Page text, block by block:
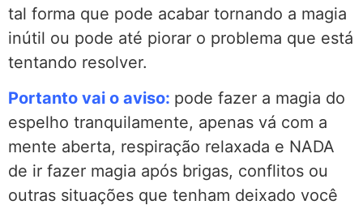
tal forma que pode acabar tornando a magia
inútil ou pode até piorar o problema que está
tentando resolver.
Portanto vai o aviso: pode fazer a magia do
espelho tranquilamente, apenas vá com a
mente aberta, respiração relaxada e NADA
de ir fazer magia após brigas, conflitos ou
outras situações que tenham deixado você